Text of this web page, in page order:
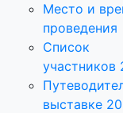
Место и
проведения
Список
участников
выставке